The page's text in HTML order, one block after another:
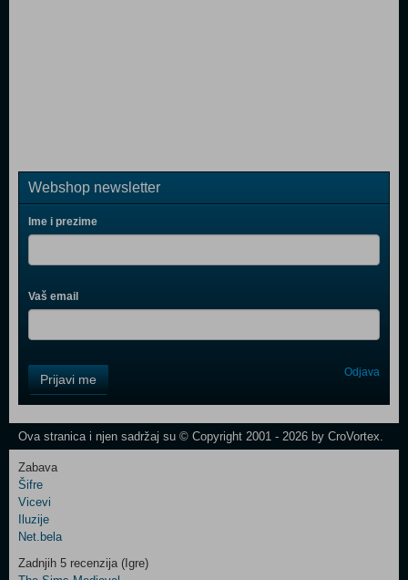
Webshop newsletter
Ime i prezime
Vaš email
Field
One
Control
Two
Newsletter
Prijavi me Odjava
Ova stranica i njen sadržaj su © Copyright 2001 - 2026 by CroVortex.
Zabava
Šifre
Vicevi
Iluzije
Net.bela
Zadnjih 5 recenzija (Igre)